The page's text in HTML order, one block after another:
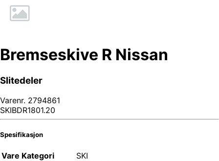
Bremseskive R Nissan
Slitedeler
Varenr. 2794861
SKIBDR1801.20
Spesifikasjon
Vare Kategori
SKI